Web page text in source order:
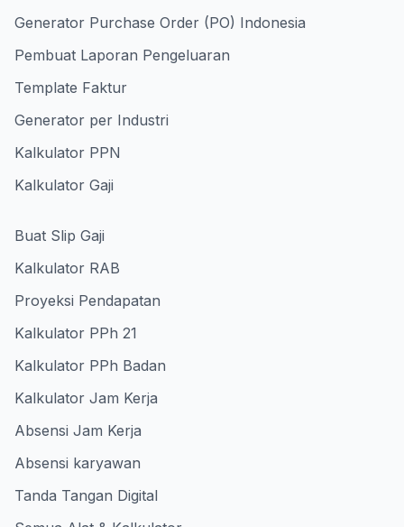
Generator Purchase Order (PO) Indonesia
Pembuat Laporan Pengeluaran
Template Faktur
Generator per Industri
Kalkulator PPN
Kalkulator Gaji
Buat Slip Gaji
Kalkulator RAB
Proyeksi Pendapatan
Kalkulator PPh 21
Kalkulator PPh Badan
Kalkulator Jam Kerja
Absensi Jam Kerja
Absensi karyawan
Tanda Tangan Digital